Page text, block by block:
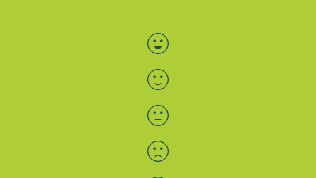
Bewertung auswählen